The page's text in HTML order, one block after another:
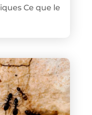
Ce que le